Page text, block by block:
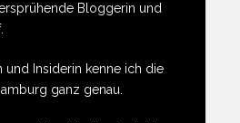
Bloggerin und
und Insiderin kenne ich die
ganz genau.